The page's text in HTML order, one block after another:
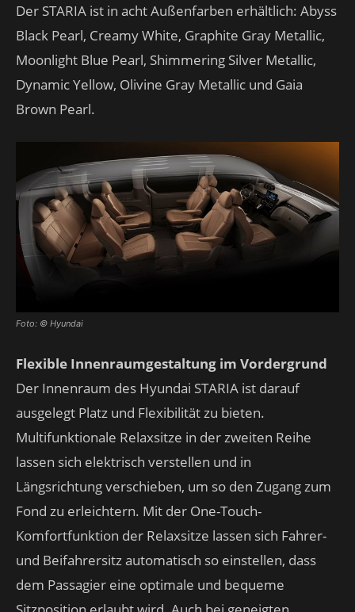
Der STARIA ist in acht Außenfarben erhältlich: Abyss
Black Pearl, Creamy White, Graphite Gray Metallic,
Moonlight Blue Pearl, Shimmering Silver Metallic,
Dynamic Yellow, Olivine Gray Metallic und Gaia
Brown Pearl.
Foto: © Hyundai
Flexible Innenraumgestaltung im Vordergrund
Der Innenraum des Hyundai STARIA ist darauf
ausgelegt Platz und Flexibilität zu bieten.
Multifunktionale Relaxsitze in der zweiten Reihe
lassen sich elektrisch verstellen und in
Längsrichtung verschieben, um so den Zugang zum
Fond zu erleichtern. Mit der One-Touch-
Komfortfunktion der Relaxsitze lassen sich Fahrer-
und Beifahrersitz automatisch so einstellen, dass
dem Passagier eine optimale und bequeme